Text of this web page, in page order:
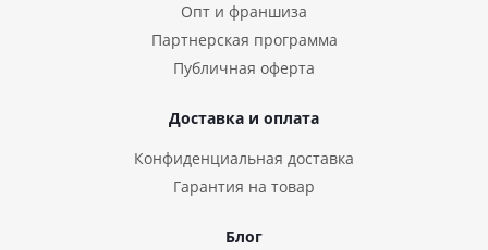
Опт и франшиза
Партнерская программа
Публичная оферта
Доставка и оплата
Конфиденциальная доставка
Гарантия на товар
Блог